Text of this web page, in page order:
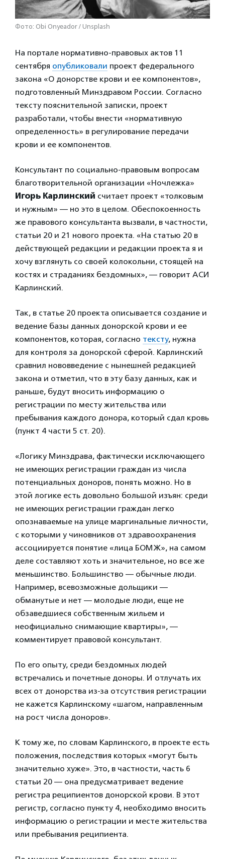
Фото: Obi Onyeador / Unsplash
На портале нормативно-правовых актов 11
сентября опубликовали проект федерального
закона «О донорстве крови и ее компонентов»,
подготовленный Минздравом России. Согласно
тексту пояснительной записки, проект
разработали, чтобы внести «нормативную
определенность» в регулирование передачи
крови и ее компонентов.
Консультант по социально-правовым вопросам
благотворительной организации «Ночлежка»
Игорь Карлинский считает проект «толковым
и нужным» — но это в целом. Обеспокоенность
же правового консультанта вызвали, в частности,
статьи 20 и 21 нового проекта. «На статью 20 в
действующей редакции и редакции проекта я и
хочу взглянуть со своей колокольни, стоящей на
костях и страданиях бездомных», — говорит АСИ
Карлинский.
Так, в статье 20 проекта описывается создание и
ведение базы данных донорской крови и ее
компонентов, которая, согласно тексту, нужна
для контроля за донорской сферой. Карлинский
сравнил нововведение с нынешней редакцией
закона и отметил, что в эту базу данных, как и
раньше, будут вносить информацию о
регистрации по месту жительства или
пребывания каждого донора, который сдал кровь
(пункт 4 части 5 ст. 20).
«Логику Минздрава, фактически исключающего
не имеющих регистрации граждан из числа
потенциальных доноров, понять можно. Но в
этой логике есть довольно большой изъян: среди
не имеющих регистрации граждан легко
опознаваемые на улице маргинальные личности,
с которыми у чиновников от здравоохранения
ассоциируется понятие «лица БОМЖ», на самом
деле составляют хоть и значительное, но все же
меньшинство. Большинство — обычные люди.
Например, всевозможные дольщики —
обманутые и нет — молодые люди, еще не
обзаведшиеся собственным жильем и
неофициально снимающие квартиры», —
комментирует правовой консультант.
По его опыту, среди бездомных людей
встречались и почетные доноры. И отлучать их
всех от донорства из-за отсутствия регистрации
не кажется Карлинскому «шагом, направленным
на рост числа доноров».
К тому же, по словам Карлинского, в проекте есть
положения, последствия которых «могут быть
значительно хуже». Это, в частности, часть 6
статьи 20 — она предусматривает ведение
регистра реципиентов донорской крови. В этот
регистр, согласно пункту 4, необходимо вносить
информацию о регистрации и месте жительства
или пребывания реципиента.